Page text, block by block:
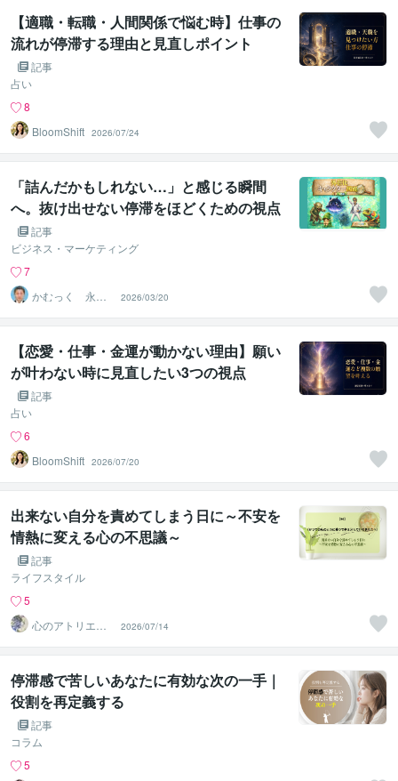
【適職・転職・人間関係で悩む時】仕事の
流れが停滞する理由と見直しポイント
記事
占い
8
BloomShift 2026/07/24
「詰んだかもしれない…」と感じる瞬間
へ。抜け出せない停滞をほどくための視点
— ツンdel／外在化キャラクター図鑑 Com
eック③
記事
ビジネス・マーケティング
7
かむっく 永原
裕嗣
2026/03/20
【恋愛・仕事・金運が動かない理由】願い
が叶わない時に見直したい3つの視点
記事
占い
6
BloomShift 2026/07/20
出来ない自分を責めてしまう日に～不安を
情熱に変える心の不思議～
記事
ライフスタイル
5
心のアトリエ～
心象画家：卯月
螢～
2026/07/14
停滞感で苦しいあなたに有効な次の一手｜
役割を再定義する
記事
コラム
5